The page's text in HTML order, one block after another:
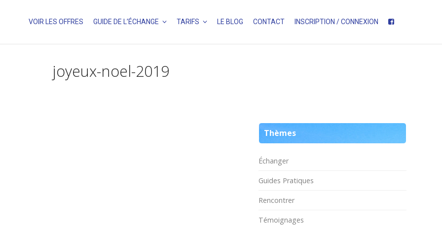
VOIR LES OFFRES GUIDE DE L’ÉCHANGE TARIFS LE BLOG CONTACT INSCRIPTION / CONNEXION
joyeux-noel-2019
Thèmes
Échanger
Guides Pratiques
Rencontrer
Témoignages